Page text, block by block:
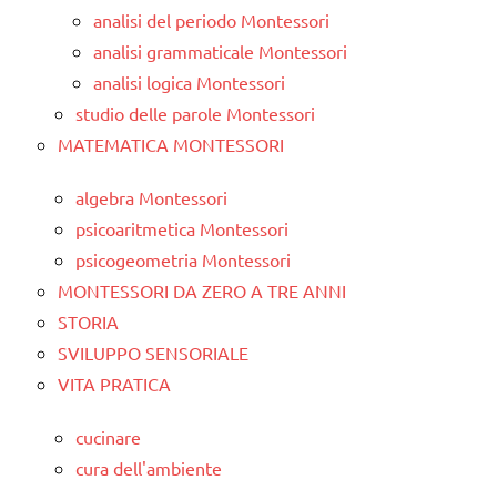
analisi del periodo Montessori
analisi grammaticale Montessori
analisi logica Montessori
studio delle parole Montessori
MATEMATICA MONTESSORI
algebra Montessori
psicoaritmetica Montessori
psicogeometria Montessori
MONTESSORI DA ZERO A TRE ANNI
STORIA
SVILUPPO SENSORIALE
VITA PRATICA
cucinare
cura dell'ambiente